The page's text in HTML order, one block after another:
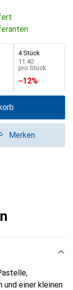
4 Stück
CHF
11.40
pro Stück
−12%
Merken
einer kleinen